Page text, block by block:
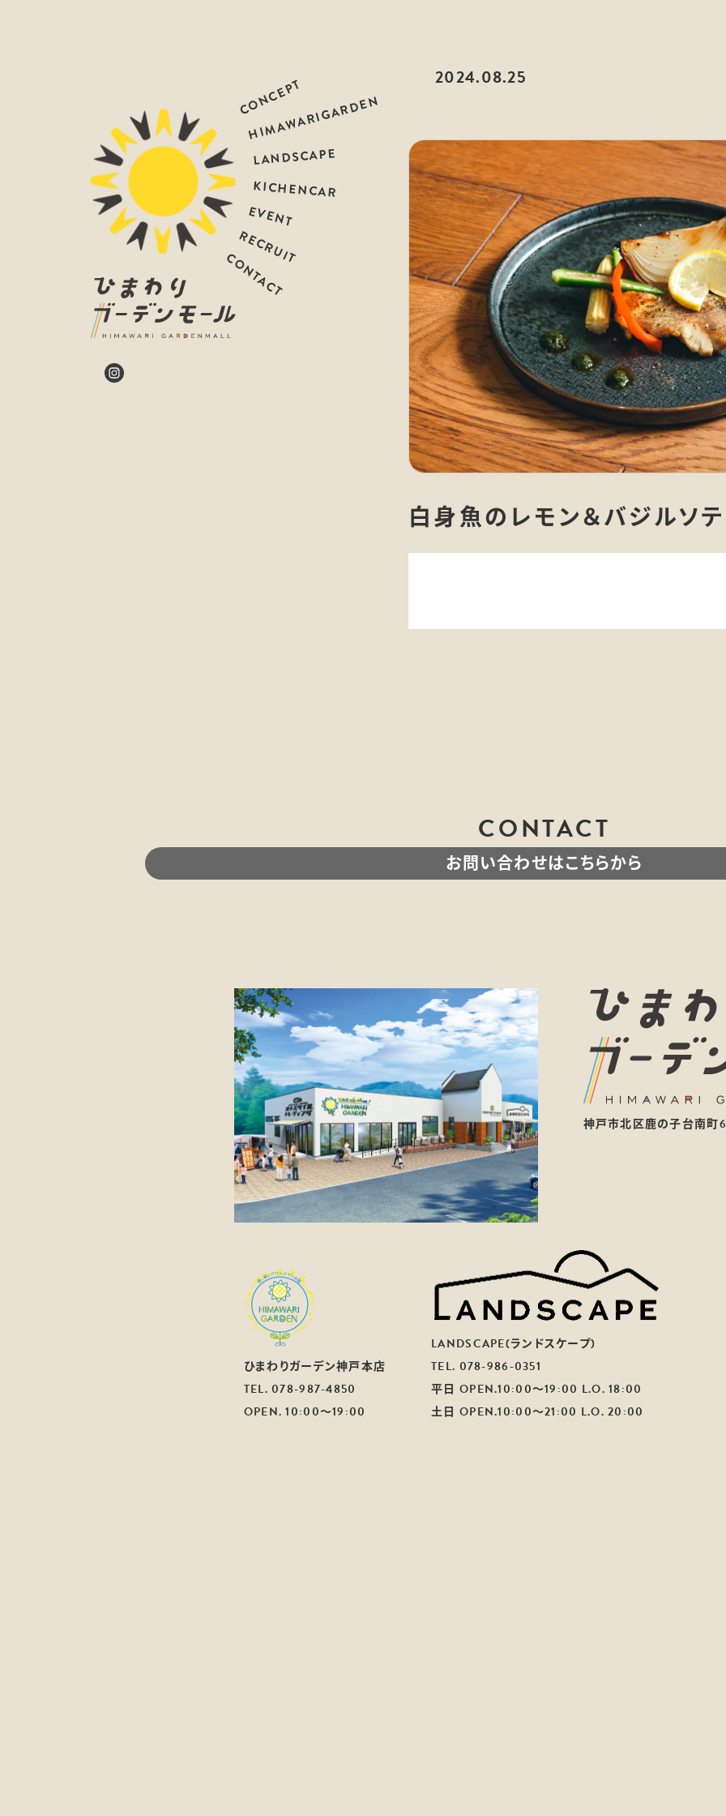
CONCEPT
HIMAWARIGARDEN
LANDSCAPE
KICHENCAR
EVENT
RECRUIT
CONTACT
2024.08.25
白身魚のレモン＆バジルソ
CONTACT
お問い合わせはこちらから
神戸市北区鹿の子台南町
ひまわりガーデン神戸本店
TEL. 078-987-4850
OPEN. 10:00～19:00
LANDSCAPE(ランドスケープ)
TEL. 078-986-0351
平日 OPEN.10:00～19:00 L.O. 18:00
土日 OPEN.10:00～21:00 L.O. 20:00